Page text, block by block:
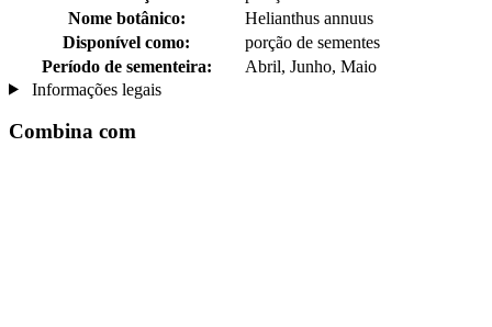
Nome botânico:
Helianthus annuus
Disponível como:
porção de sementes
Período de sementeira:
Abril, Junho, Maio
Informações legais
Combina com